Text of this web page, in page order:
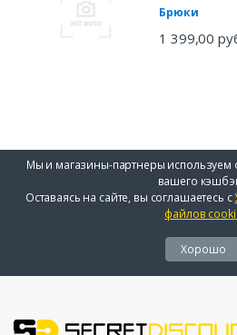
Брюки
1 399,00
Мы и магазины-партнеры используем
вашего
Оставаясь на сайте, вы соглашаетесь с
файлов
Хорошо